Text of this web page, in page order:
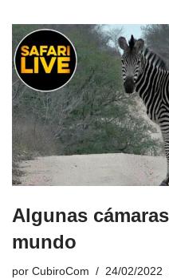
Algunas
mundo
por CubiroCom 24/02/2022